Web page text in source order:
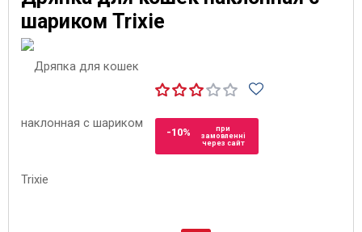
шариком Trixie
-10%
при
замовленні
через сайт